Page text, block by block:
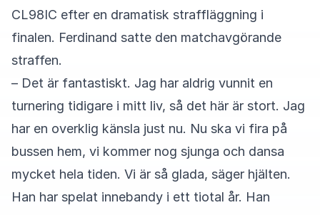
CL98IC efter en dramatisk straffläggning i
finalen. Ferdinand satte den matchavgörande
straffen.
– Det är fantastiskt. Jag har aldrig vunnit en
turnering tidigare i mitt liv, så det här är stort. Jag
har en overklig känsla just nu. Nu ska vi fira på
bussen hem, vi kommer nog sjunga och dansa
mycket hela tiden. Vi är så glada, säger hjälten.
Han har spelat innebandy i ett tiotal år. Han